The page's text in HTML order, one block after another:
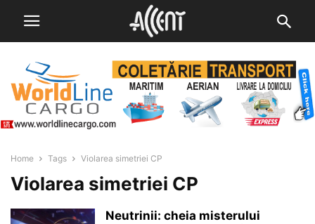
Home Tags Violarea simetriei CP
Violarea simetriei CP
Neutrinii: cheia misterului